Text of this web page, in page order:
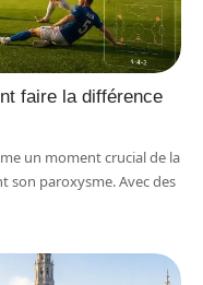
faire la différence
un moment crucial de la
son paroxysme. Avec des